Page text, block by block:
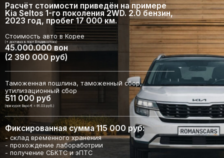
Расчёт стоимости приведён на примере
Kia Seltos 1-го поколения 2WD. 2.0 бензин,
2023 год, пробег 17 000 км.
Стоимость авто в Корее
(+ доставка в порт Владивостока)
45.000.000 вон
(2 390 000 руб)
Таможенная пошлина, таможенный сбор,
утилизационный сбор
511 000 руб
(при курсе Евро € = 91.03 руб.)
Фиксированная сумма 115 000 руб:
- склад временного хранения
- прохождение лабоработрии
- получение СБКТС и эПТС